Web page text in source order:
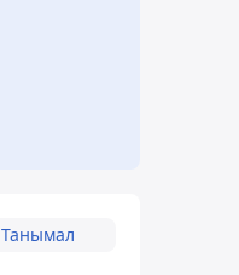
Танымал